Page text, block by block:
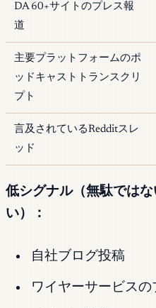
DA 60+サイトのプレス報
道
主要プラットフォームのポ
ッドキャストトランスクリ
プト
言及されているRedditスレ
ッド
低シグナル（無駄では
い）：
自社ブログ投稿
ワイヤーサービスの